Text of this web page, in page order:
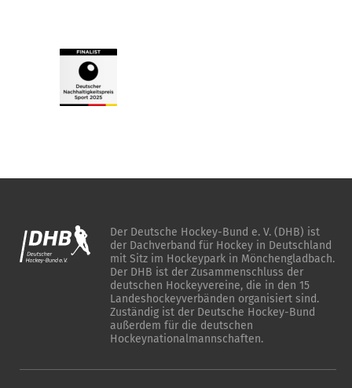
Der Deutsche Hockey-Bund e. V. (DHB) ist
der Dachverband für Hockey in Deutschland
mit Sitz im Hockeypark in Mönchengladbach.
Der DHB ist der Zusammenschluss der
deutschen Hockeyvereine, die in den 15
Landeshockeyverbänden organisiert sind.
Zuständig ist der Deutsche Hockey-Bund
außerdem für die deutschen
Hockeynationalmannschaften.